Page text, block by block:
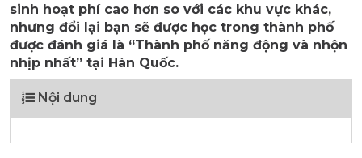
sinh hoạt phí cao hơn so với các khu vực khác,
nhưng đổi lại bạn sẽ được học trong thành phố
được đánh giá là “Thành phố năng động và nhộn
nhịp nhất” tại Hàn Quốc.
Nội dung